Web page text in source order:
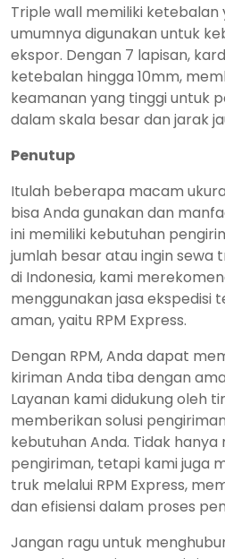
Triple wall memiliki ketebalan
umumnya digunakan untuk
ekspor. Dengan 7 lapisan,
ketebalan hingga 10mm,
keamanan yang tinggi untuk
dalam skala besar dan jarak
Penutup
Itulah beberapa macam
bisa Anda gunakan dan
ini memiliki kebutuhan
jumlah besar atau ingin sewa
di Indonesia, kami
menggunakan jasa ekspedisi
aman, yaitu RPM Express.
Dengan RPM, Anda dapat
kiriman Anda tiba dengan
Layanan kami didukung oleh
memberikan solusi
kebutuhan Anda. Tidak
pengiriman, tetapi kami juga
truk melalui RPM Express,
dan efisiensi dalam proses
Jangan ragu untuk